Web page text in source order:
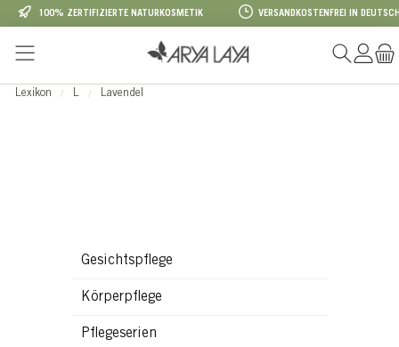
Zum Hauptinhalt springen
100% ZERTIFIZIERTE NATURKOSMETIK VERSANDKOSTENFREI IN
Lexikon L Lavendel
Gesichtspflege
Körperpflege
Pflegeserien